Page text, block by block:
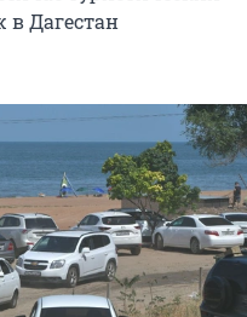
в Дагестан